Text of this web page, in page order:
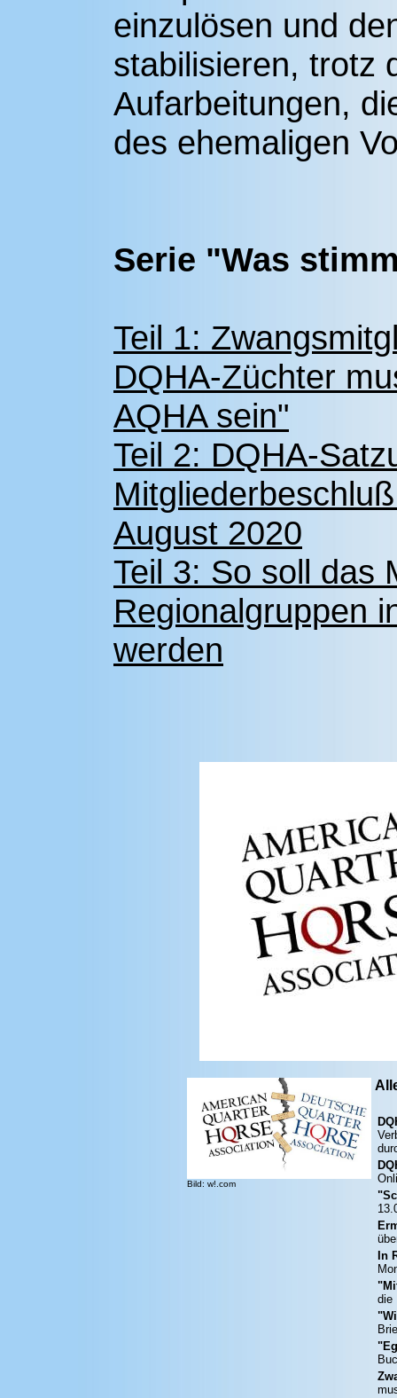
einzulösen und
stabilisieren, trotz
Aufarbeitungen,
des ehemaligen
Serie "Was
Teil 1:
DQHA-Züchter
AQHA sein"
Teil 2: DQHA-
August 2020
Teil 3: So soll das
Regionalgruppen
werden
Bild: w!.com
In
die